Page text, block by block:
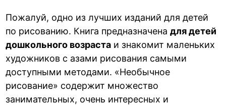
Пожалуй, одно из лучших изданий для детей
по рисованию. Книга предназначенадля детей
дошкольного возраста и знакомит маленьких
художников с азами рисования самыми
доступными методами. «Необычное
рисование» содержит множество
занимательных, очень интересных и